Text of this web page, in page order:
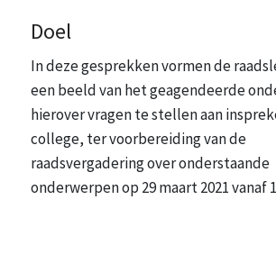
Doel
In deze gesprekken vormen de
een beeld van het geagendeerde
hierover vragen te stellen aan
college, ter voorbereiding van de
raadsvergadering over onderstaande
onderwerpen op 29 maart 2021 vanaf